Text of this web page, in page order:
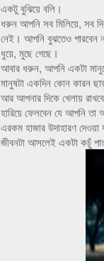
একটু বুঝিয়ে বলি।
ধরুন আপনি সব মিলিয়ে, সব
নেই। আপনি বুঝতেও পারবেন
ধুয়ে, মুছে গেছে।
আবার ধরুন, আপনি একটা
মানুষটা একদিন কোন কারন
আর আপনার দিকে খেলায়
হারিয়ে ফেলবেন যে আপনি তা
এরকম হাজার উদাহারণ দেওয়া
জীবনটা আসলেই একটা কচুঁ